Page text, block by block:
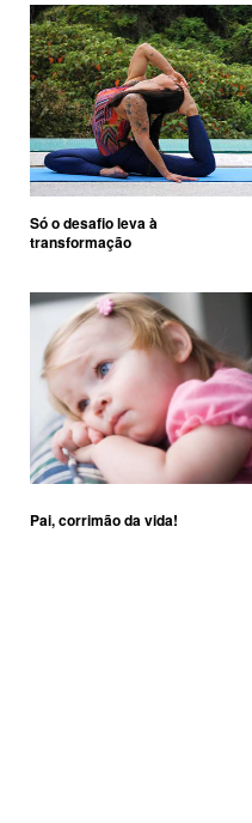
Só o desafio leva à
transformação
Pai, corrimão da vida!